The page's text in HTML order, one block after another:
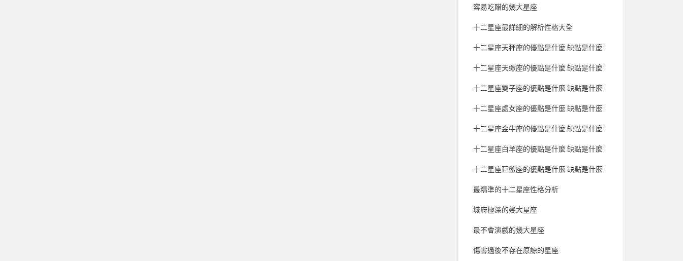
容易吃醋的幾大星座
十二星座最詳細的解析性格大全
十二星座天秤座的優點是什麼 缺點是什麼
十二星座天蠍座的優點是什麼 缺點是什麼
十二星座雙子座的優點是什麼 缺點是什麼
十二星座處女座的優點是什麼 缺點是什麼
十二星座金牛座的優點是什麼 缺點是什麼
十二星座白羊座的優點是什麼 缺點是什麼
十二星座巨蟹座的優點是什麼 缺點是什麼
最精準的十二星座性格分析
城府極深的幾大星座
最不會演戲的幾大星座
傷害過後不存在原諒的星座